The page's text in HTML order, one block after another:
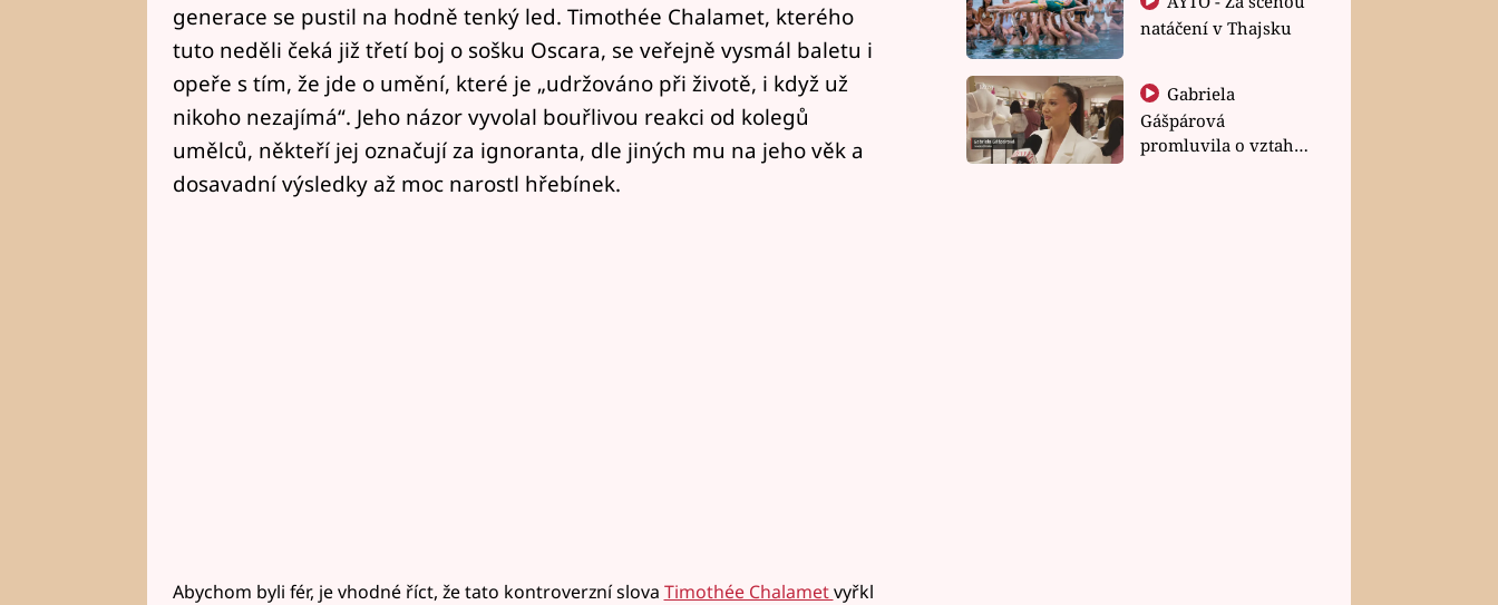
generace se pustil na hodně tenký led. Timothée Chalamet, kterého
tuto neděli čeká již třetí boj o sošku Oscara, se veřejně vysmál baletu i
opeře s tím, že jde o umění, které je „udržováno při životě, i když už
nikoho nezajímá“. Jeho názor vyvolal bouřlivou reakci od kolegů
umělců, někteří jej označují za ignoranta, dle jiných mu na jeho věk a
dosavadní výsledky až moc narostl hřebínek.
Abychom byli fér, je vhodné říct, že tato kontroverzní slova Timothée Chalametvyřkl
natáčení v Thajsku
Gabriela
Gášpárová
promluvila o vztahu